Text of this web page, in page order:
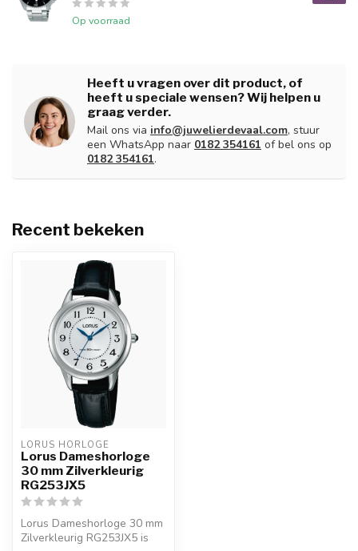
Op voorraad
Heeft u vragen over dit product, of
heeft u speciale wensen? Wij helpen u
graag verder.
Mail ons via info@juwelierdevaal.com, stuur
een WhatsApp naar 0182 354161 of bel ons op
0182 354161.
Recent bekeken
LORUS HORLOGE
Lorus Dameshorloge
30 mm Zilverkleurig
RG253JX5
Lorus Dameshorloge 30 mm
Zilverkleurig RG253JX5 is